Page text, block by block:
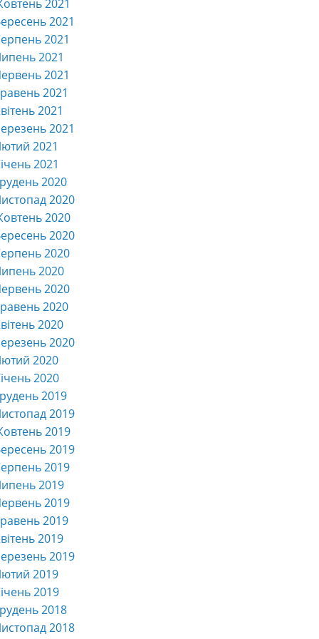
2021
2021
2021
2021
2021
2021
2021
2021
2021
2021
2020
2020
2020
2020
2020
2020
2020
2020
2020
2020
2020
2020
2019
2019
2019
2019
2019
2019
2019
2019
2019
2019
2019
2019
2018
2018